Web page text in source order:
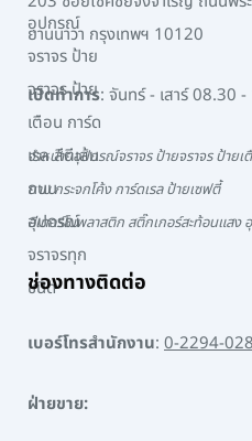
ยานนาวา กรุงเทพฯ 10120
เปิดทำการ: จันทร์ - เสาร์ 08.30
จำหน่ายอุปกรณ์จราจร ป้ายจราจร ป้าย
ยาม กระจกโค้ง การ์ดเรล ป้ายเซฟตี้
สีเทอร์โมพลาสติก สติ๊กเกอร์สะท้อนแส
ช่องทางติดต่อ
เบอร์โทรสำนักงาน: 0-2294-
ฝ่ายขาย: